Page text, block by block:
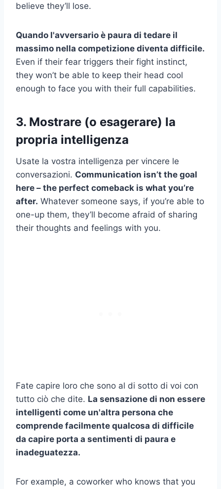
believe they’ll lose.
Quando l'avversario è paura di tedare il
massimo nella competizione diventa difficile.
Even if their fear triggers their fight instinct,
they won’t be able to keep their head cool
enough to face you with their full capabilities.
3. Mostrare (o esagerare) la
propria intelligenza
Usate la vostra intelligenza per vincere le
conversazioni. Communication isn’t the goal
here – the perfect comeback is what you’re
after. Whatever someone says, if you’re able to
one-up them, they’ll become afraid of sharing
their thoughts and feelings with you.
Fate capire loro che sono al di sotto di voi con
tutto ciò che dite. La sensazione di non essere
intelligenti come un'altra persona che
comprende facilmente qualcosa di difficile
da capire porta a sentimenti di paura e
inadeguatezza.
For example, a coworker who knows that you